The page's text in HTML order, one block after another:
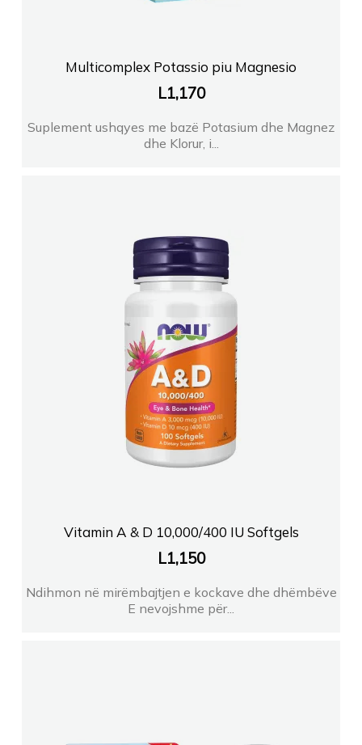
Multicomplex Potassio piu Magnesio
L1,170
Suplement ushqyes me bazë Potasium dhe Magnez
dhe Klorur, i...
Vitamin A & D 10,000/400 IU Softgels
L1,150
Ndihmon në mirëmbajtjen e kockave dhe dhëmbëve
E nevojshme për...